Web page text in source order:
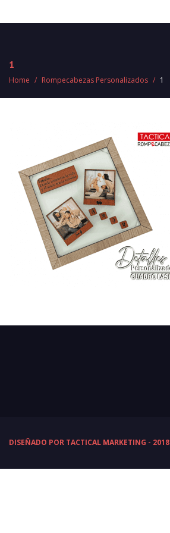
1
Home / Rompecabezas Personalizados / 1
DISEÑADO POR TACTICAL MARKETING - 2018